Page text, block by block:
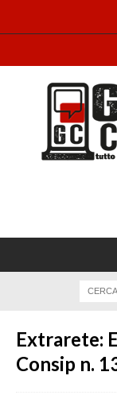
Extrarete:
Consip n.